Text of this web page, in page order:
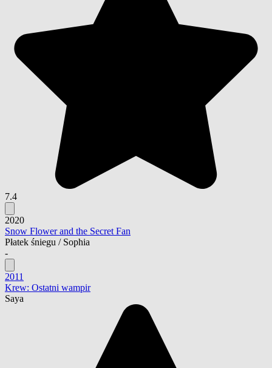
7.4
2020
Snow Flower and the Secret Fan
Płatek śniegu / Sophia
-
2011
Krew: Ostatni wampir
Saya